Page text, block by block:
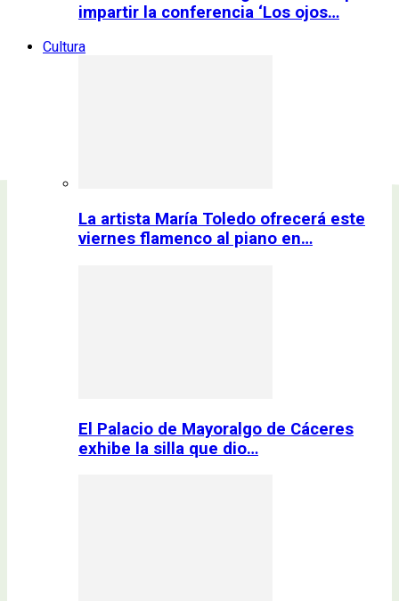
impartir la conferencia ‘Los ojos…
Cultura
La artista María Toledo ofrecerá este
viernes flamenco al piano en…
El Palacio de Mayoralgo de Cáceres
exhibe la silla que dio…